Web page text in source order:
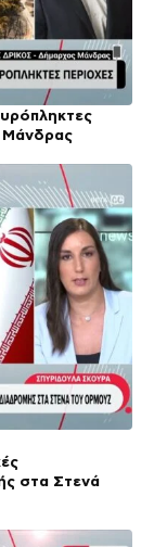
Μάνδρας
στα Στενά